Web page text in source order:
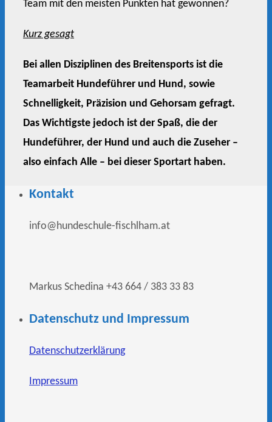
Team mit den meisten Punkten hat gewonnen?
Kurz gesagt
Bei allen Disziplinen des Breitensports ist die
Teamarbeit Hundeführer und Hund, sowie
Schnelligkeit, Präzision und Gehorsam gefragt.
Das Wichtigste jedoch ist der Spaß, die der
Hundeführer, der Hund und auch die Zuseher –
also einfach Alle – bei dieser Sportart haben.
Kontakt
info@hundeschule-fischlham.at
Markus Schedina +43 664 / 383 33 83
Datenschutz und Impressum
Datenschutzerklärung
Impressum